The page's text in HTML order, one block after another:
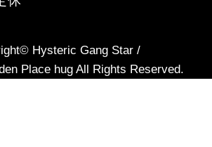
Hysteric Gang Star /
Place hug All Rights Reserved.